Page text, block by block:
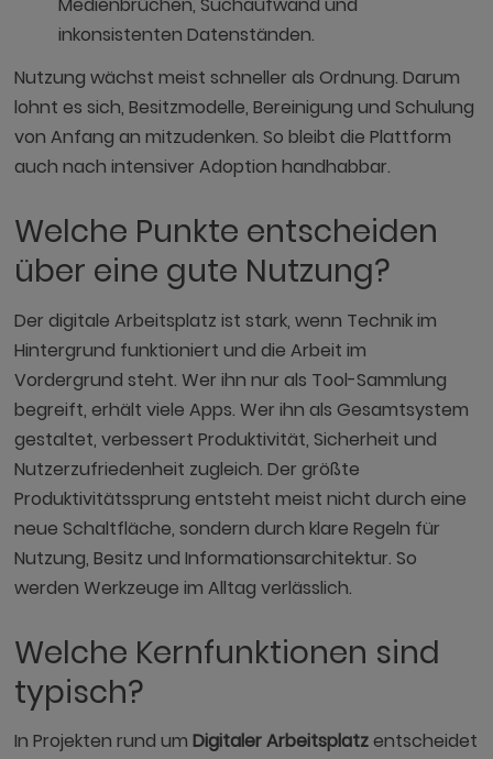
inkonsistenten Datenständen.
Nutzung wächst meist schneller als Ordnung. Darum
lohnt es sich, Besitzmodelle, Bereinigung und Schulung
von Anfang an mitzudenken. So bleibt die Plattform
auch nach intensiver Adoption handhabbar.
Welche Punkte entscheiden
über eine gute Nutzung?
Der digitale Arbeitsplatz ist stark, wenn Technik im
Hintergrund funktioniert und die Arbeit im
Vordergrund steht. Wer ihn nur als Tool-Sammlung
begreift, erhält viele Apps. Wer ihn als Gesamtsystem
gestaltet, verbessert Produktivität, Sicherheit und
Nutzerzufriedenheit zugleich. Der größte
Produktivitätssprung entsteht meist nicht durch eine
neue Schaltfläche, sondern durch klare Regeln für
Nutzung, Besitz und Informationsarchitektur. So
werden Werkzeuge im Alltag verlässlich.
Welche Kernfunktionen sind
typisch?
In Projekten rund um Digitaler Arbeitsplatzentscheidet